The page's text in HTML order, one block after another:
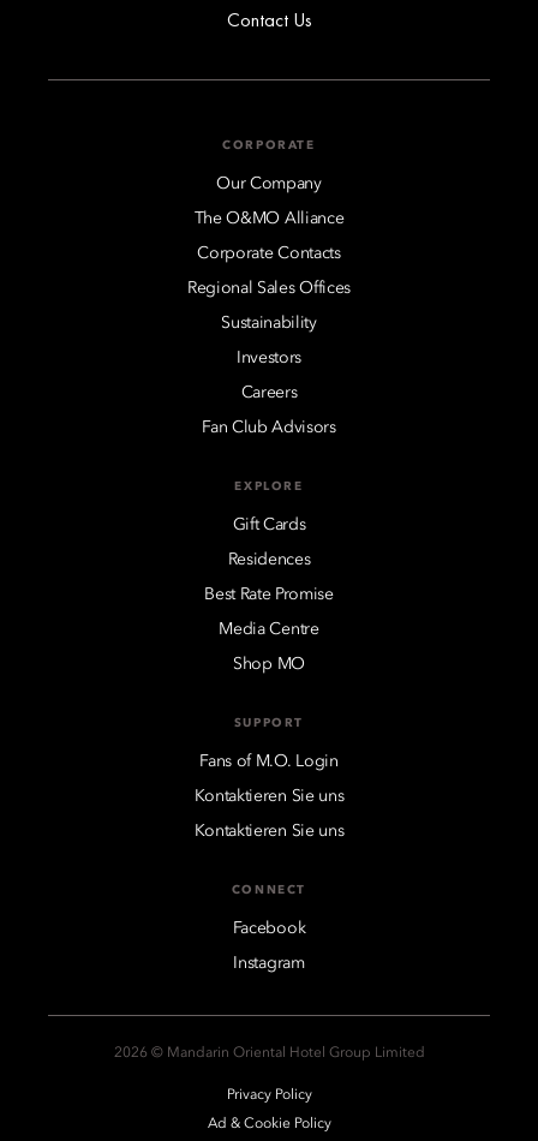
Contact Us
CORPORATE
Our Company
The O&MO Alliance
Corporate Contacts
Regional Sales Offices
Sustainability
Investors
Careers
Fan Club Advisors
EXPLORE
Gift Cards
Residences
Best Rate Promise
Media Centre
Shop MO
SUPPORT
Fans of M.O. Login
Kontaktieren Sie uns
Kontaktieren Sie uns
CONNECT
Facebook
Instagram
2026 © Mandarin Oriental Hotel Group Limited
Privacy Policy
Ad & Cookie Policy